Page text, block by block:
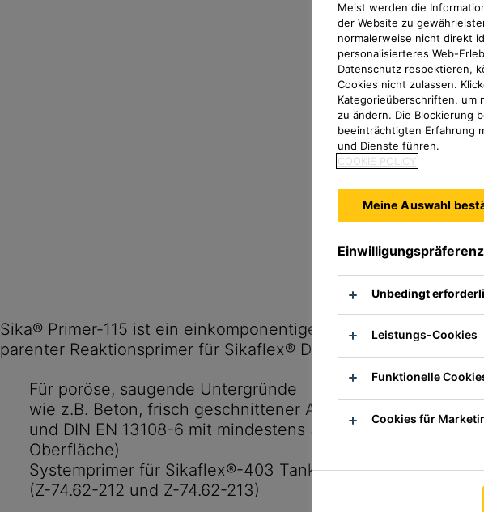
Sika® Primer-115 ist ein einkomponentiger, trans-
parenter Reaktionsprimer für Sikaflex® Dichtstoffe.
Für poröse, saugende Untergründe
wie z.B. Beton, frisch geschnittener Asphalt (entsprechend
und DIN EN 13108-6 mit mindestens 50 % Zuschlagstoffen
Oberfläche)
Systemprimer für Sikaflex®-403 Tank & Silo
(Z-74.62-212 und Z-74.62-213)
Meist werden die
der Website zu
normalerweise nicht direkt
personalisierteres Web-
Datenschutz respektieren,
Cookies nicht zulassen.
Kategorieüberschriften, um
zu ändern. Die Blockierung
beeinträchtigten Erfahrung
und Dienste führen.
COOKIE POLICY
Meine Auswahl
Unbedingt
Leistungs-Cookies
Funktionelle
Cookies für